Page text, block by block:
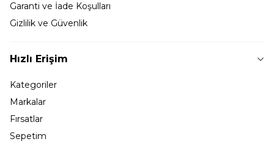
Garanti ve İade Koşulları
Gizlilik ve Güvenlik
Hızlı Erişim
Kategoriler
Markalar
Fırsatlar
Sepetim